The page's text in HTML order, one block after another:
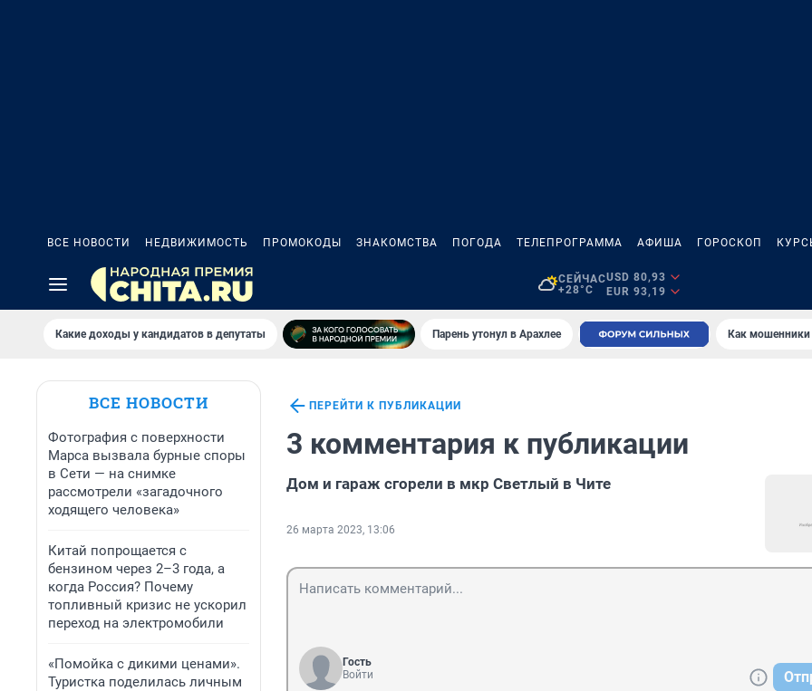
ВСЕ НОВОСТИ НЕДВИЖИМОСТЬ ПРОМОКОДЫ ЗНАКОМСТВА ПОГОДА ТЕЛЕПРОГРАММА АФИША ГОРОСКОП
СЕЙЧАС
+28°C
USD 80,93
EUR 93,19
Какие доходы у кандидатов в депутаты Парень утонул в Арахлее Как
ВСЕ НОВОСТИ
Фотография с поверхности
Марса вызвала бурные споры
в Сети — на снимке
рассмотрели «загадочного
ходящего человека»
Китай попрощается с
бензином через 2–3 года, а
когда Россия? Почему
топливный кризис не ускорил
переход на электромобили
«Помойка с дикими ценами».
Туристка поделилась личным
ПЕРЕЙТИ К ПУБЛИКАЦИИ
3 комментария к публикации
Дом и гараж сгорели в мкр Светлый в Чите
26 марта 2023, 13:06
Гость
Войти